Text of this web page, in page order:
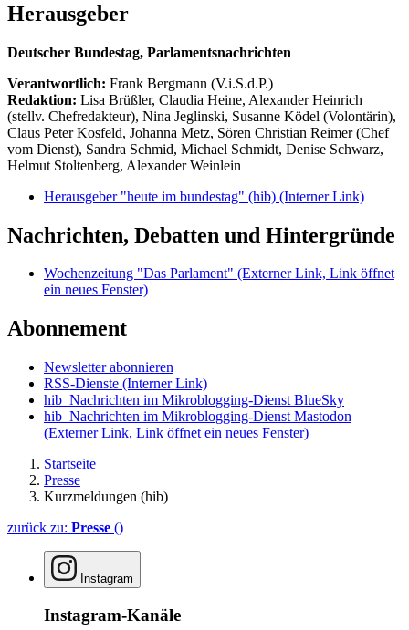
Herausgeber
Deutscher Bundestag, Parlamentsnachrichten
Verantwortlich: Frank Bergmann (V.i.S.d.P.)
Redaktion: Lisa Brüßler, Claudia Heine, Alexander Heinrich
(stellv. Chefredakteur), Nina Jeglinski, Susanne Ködel (Volontärin),
Claus Peter Kosfeld, Johanna Metz, Sören Christian Reimer (Chef
vom Dienst), Sandra Schmid, Michael Schmidt, Denise Schwarz,
Helmut Stoltenberg, Alexander Weinlein
Herausgeber "heute im bundestag" (hib) (Interner Link)
Nachrichten, Debatten und Hintergründe
Wochenzeitung "Das Parlament" (Externer Link, Link öffnet
ein neues Fenster)
Abonnement
Newsletter abonnieren
RSS-Dienste (Interner Link)
hib_Nachrichten im Mikroblogging-Dienst BlueSky
hib_Nachrichten im Mikroblogging-Dienst Mastodon
(Externer Link, Link öffnet ein neues Fenster)
Startseite
Presse
Kurzmeldungen (hib)
zurück zu: Presse ()
Instagram
Instagram-Kanäle